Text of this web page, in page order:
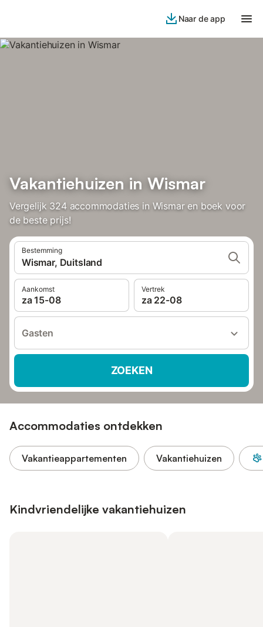
Naar de app
Vakantiehuizen in Wismar
Vergelijk 324 accommodaties in Wismar en boek voor
de beste prijs!
Bestemming
Wismar, Duitsland
Aankomst
za 15-08
Vertrek
za 22-08
Gasten
ZOEKEN
Accommodaties ontdekken
Vakantieappartementen Vakantiehuizen
Kindvriendelijke vakantiehuizen